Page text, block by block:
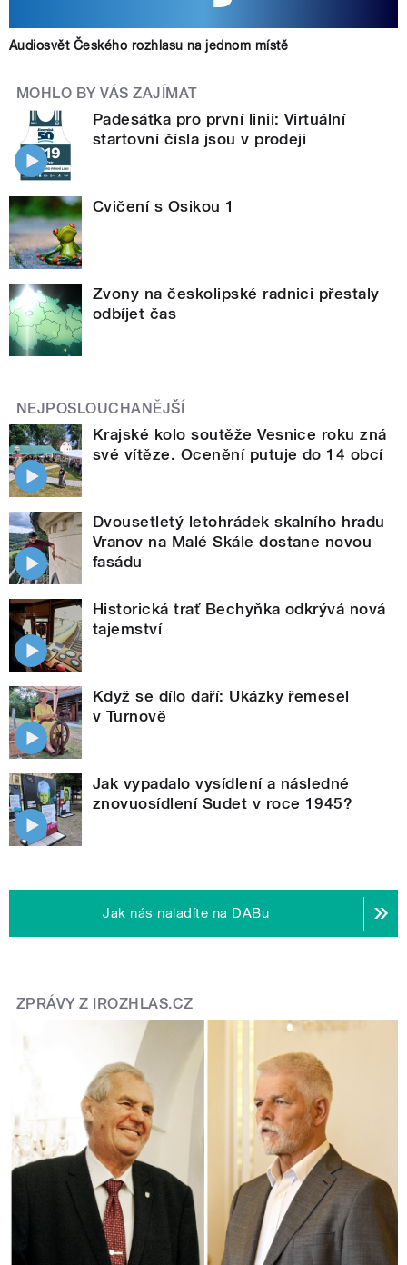
Audiosvět Českého rozhlasu na jednom místě
MOHLO BY VÁS ZAJÍMAT
Padesátka pro první linii: Virtuální
startovní čísla jsou v prodeji
Cvičení s Osikou 1
Zvony na českolipské radnici přestaly
odbíjet čas
NEJPOSLOUCHANĚJŠÍ
Krajské kolo soutěže Vesnice roku zná
své vítěze. Ocenění putuje do 14 obcí
Dvousetletý letohrádek skalního hradu
Vranov na Malé Skále dostane novou
fasádu
Historická trať Bechyňka odkrývá nová
tajemství
Když se dílo daří: Ukázky řemesel
v Turnově
Jak vypadalo vysídlení a následné
znovuosídlení Sudet v roce 1945?
Jak nás naladíte na DABu
ZPRÁVY Z IROZHLAS.CZ